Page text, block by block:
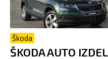
Škoda
ŠKODA AUTO